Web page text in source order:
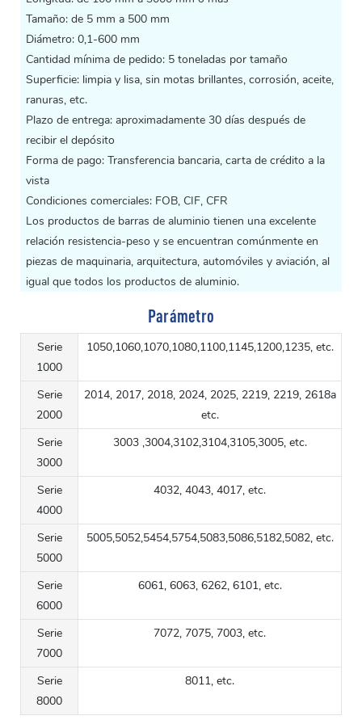
Tamaño: de 5 mm a 500 mm
Diámetro: 0,1-600 mm
Cantidad mínima de pedido: 5 toneladas por tamaño
Superficie: limpia y lisa, sin motas brillantes, corrosión, aceite,
ranuras, etc.
Plazo de entrega: aproximadamente 30 días después de
recibir el depósito
Forma de pago: Transferencia bancaria, carta de crédito a la
vista
Condiciones comerciales: FOB, CIF, CFR
Los productos de barras de aluminio tienen una excelente
relación resistencia-peso y se encuentran comúnmente en
piezas de maquinaria, arquitectura, automóviles y aviación, al
igual que todos los productos de aluminio.
Parámetro
Serie
1000
1050,1060,1070,1080,1100,1145,1200,1235, etc.
Serie
2000
2014, 2017, 2018, 2024, 2025, 2219, 2219, 2618a
etc.
Serie
3000
3003,3004,3102,3104,3105,3005, etc.
Serie
4000
4032, 4043, 4017, etc.
Serie
5000
5005,5052,5454,5754,5083,5086,5182,5082, etc.
Serie
6000
6061, 6063, 6262, 6101, etc.
Serie
7000
7072, 7075, 7003, etc.
Serie
8000
8011, etc.